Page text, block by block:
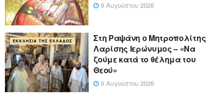
9 Αυγούστου 2026
ΕΚΚΛΗΣΊΑ ΤΗΣ ΕΛΛΆΔΟΣ
Στη Ραψάνη ο Μητροπολίτης
Λαρίσης Ιερώνυμος – «Να
ζούμε κατά το θέλημα του
Θεού»
9 Αυγούστου 2026